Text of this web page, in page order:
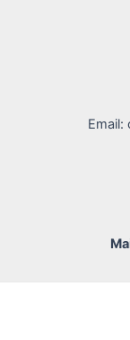
Email: